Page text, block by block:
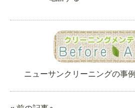
ニューサンクリーニングの事